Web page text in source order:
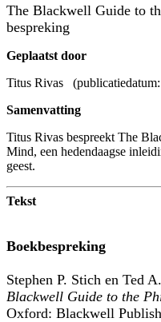
The Blackwell Guide to
bespreking
Geplaatst door
Titus Rivas
Samenvatting
Titus Rivas bespreekt The
Mind, een hedendaagse
geest.
Tekst
Boekbespreking
Stephen P. Stich en Ted
Blackwell Guide to the
Oxford: Blackwell